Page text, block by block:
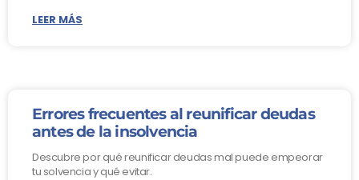
LEER MÁS
Errores frecuentes al reunificar deudas
antes de la insolvencia
Descubre por qué reunificar deudas mal puede empeorar
tu solvencia y qué evitar.